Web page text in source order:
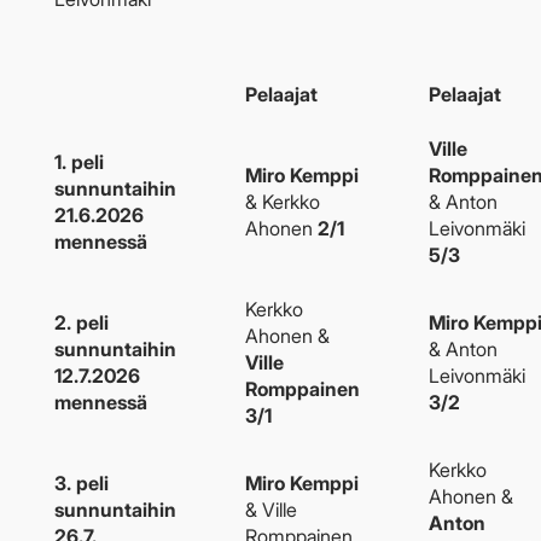
Pelaajat Pelaajat
1. peli
sunnuntaihin
21.6.2026
mennessä
Miro Kemppi
& Kerkko
Ahonen 2/1
Ville
& Anton
Leivonmäki
5/3
2. peli
sunnuntaihin
12.7.2026
mennessä
Kerkko
Ahonen &
Ville
Romppainen
3/1
Miro Kemppi
& Anton
Leivonmäki
3/2
3. peli
sunnuntaihin
26.7.
Miro Kemppi
& Ville
Romppainen
Kerkko
Ahonen &
Anton